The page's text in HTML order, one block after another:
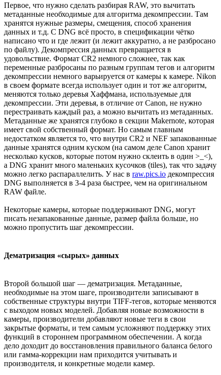
Первое, что нужно сделать разбирая RAW, это вычитать
метаданные необходимые для алгоритма декомпрессии. Там
хранятся нужные размеры, смещения, способ хранения
данных и т.д. С DNG всё просто, в спецификации чётко
написано что и где лежит (и лежит аккуратно, а не разбросано
по файлу). Декомпрессия данных превращается в
удовольствие. Формат CR2 немного сложнее, так как
переменные разбросаны по разным группам тегов и алгоритм
декомпрессии немного варьируется от камеры к камере. Nikon
в своем формате всегда использует один и тот же алгоритм,
меняются только деревья Хаффмана, используемые для
декомпрессии. Эти деревья, в отличие от Canon, не нужно
перестраивать каждый раз, а можно вычитать из метаданных.
Метаданные же хранятся глубоко в секции Makernote, которая
имеет свой собственный формат. Но самым главным
недостатком является то, что внутри CR2 и NEF запакованные
данные хранятся одним куском (на самом деле Canon хранит
несколько кусков, которые потом нужно склеить в один >_<),
а DNG хранит много маленьких кусочков (tiles), так что задачу
можно легко распараллелить. У нас в raw.pics.io декомпрессия
DNG выполняется в 3-4 раза быстрее, чем на оригинальном
RAW файле.
Некоторые камеры, которые поддерживают DNG, могут
писать незапакованные данные, размер файла больше, но
можно пропустить шаг декомпрессии.
Дематризация «сырых» данных
Второй большой шаг — дематризация. Метаданные,
необходимые на этом шаге, производители записывают в
собственные структуры внутри TIFF-тегов, которые меняются
с выходом новых моделей. Добавляя новые возможности в
камеры, производители добавляют новые теги в свои
закрытые форматы, и тем самым усложняют поддержку этих
функций в стороннем программном обеспечении. А когда
дело доходит до восстановления правильного баланса белого
или гамма-коррекции нам приходится учитывать и
производителя, и конкретные модели камер.